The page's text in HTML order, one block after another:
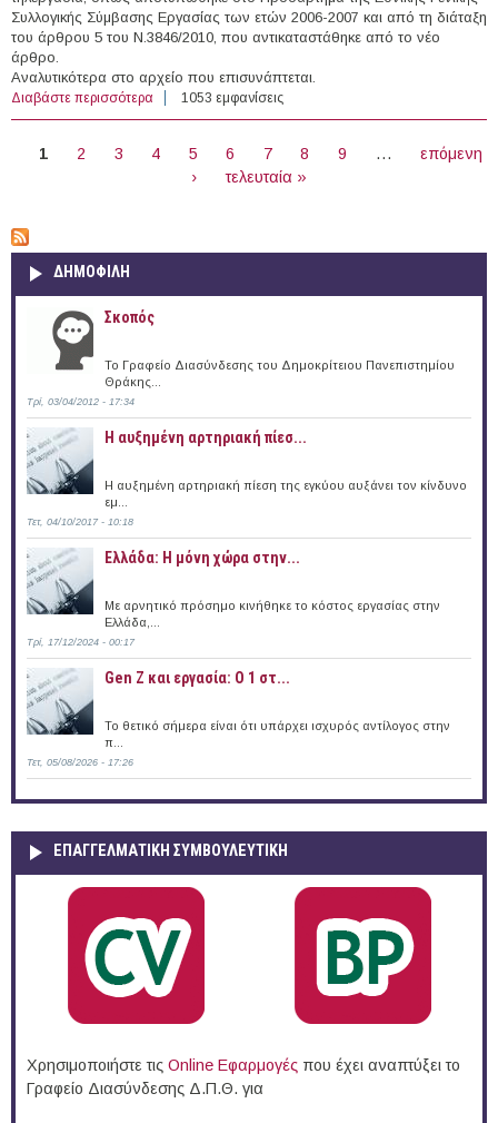
Συλλογικής Σύμβασης Εργασίας των ετών 2006-2007 και από τη διάταξη
του άρθρου 5 του Ν.3846/2010, που αντικαταστάθηκε από το νέο
άρθρο.
Αναλυτικότερα στο αρχείο που επισυνάπτεται.
Διαβάστε περισσότερα για Η τηλεργασία μετά το Ν.4808/2021
1053 εμφανίσεις
1 2 3 4 5 6 7 8 9 …
επόμενη
›
τελευταία »
ΔΗΜΟΦΙΛΗ
Σκοπός
Το Γραφείο Διασύνδεσης του Δημοκρίτειου Πανεπιστημίου
Θράκης...
Τρί, 03/04/2012 - 17:34
Η αυξημένη αρτηριακή πίεσ...
Η αυξημένη αρτηριακή πίεση της εγκύου αυξάνει τον κίνδυνο
εμ...
Τετ, 04/10/2017 - 10:18
Ελλάδα: Η μόνη χώρα στην...
Με αρνητικό πρόσημο κινήθηκε το κόστος εργασίας στην
Ελλάδα,...
Τρί, 17/12/2024 - 00:17
Gen Z και εργασία: Ο 1 στ...
Το θετικό σήμερα είναι ότι υπάρχει ισχυρός αντίλογος στην
π...
Τετ, 05/08/2026 - 17:26
ΕΠΑΓΓΕΛΜΑΤΙΚΉ ΣΥΜΒΟΥΛΕΥΤΙΚΉ
Χρησιμοποιήστε τις Online Eφαρμογές που έχει αναπτύξει το
Γραφείο Διασύνδεσης Δ.Π.Θ. για